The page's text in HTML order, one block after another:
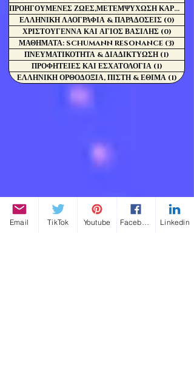
ΠΡΟΗΓΟΥΜΕΝΕΣ ΖΩΕΣ,ΜΕΤΕΜΨΥΧΩΣΗ ΚΑΡΜΑ
ΕΛΛΗΝΙΚΗ ΛΑΟΓΡΑΦΙΑ & ΠΑΡΑΔΟΣΕΙΣ (0)
ΧΡΙΣΤΟΥΓΕΝΝΑ ΚΑΙ ΑΓΙΟΣ ΒΑΣΙΛΗΣ (0)
ΜΑΘΗΜΑΤΑ: SCHUMANN RESONANCE (3)
ΠΝΕΥΜΑΤΙΚΟΤΗΤΑ & ΔΙΑΔΙΚΤΥΩΣΗ (1)
ΠΡΟΦΗΤΕΙΕΣ ΚΑΙ ΕΣΧΑΤΟΛΟΓΙΑ (1)
ΕΛΛΗΝΙΚΗ ΟΡΘΟΔΟΞΙΑ, ΠΙΣΤΗ & ΕΘΙΜΑ (1) 1
Email TikTok Youtube Linkedin